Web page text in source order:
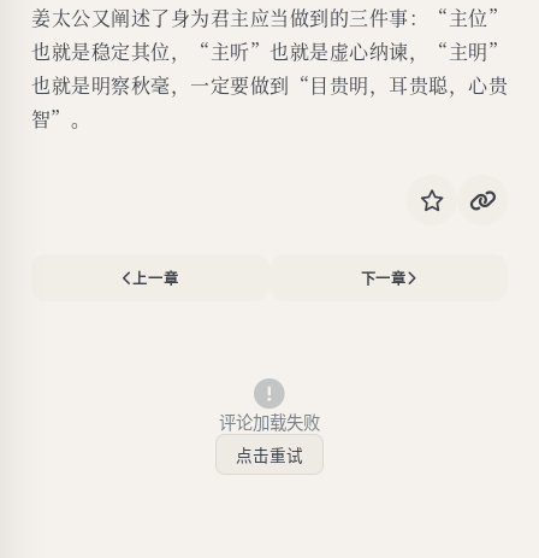
姜太公又阐述了身为君主应当做到的三件事：“主位”
也就是稳定其位，“主听”也就是虚心纳谏，“主明”
也就是明察秋毫，一定要做到“目贵明，耳贵聪，心贵
智”。
上一章 下一章
评论加载失败
点击重试